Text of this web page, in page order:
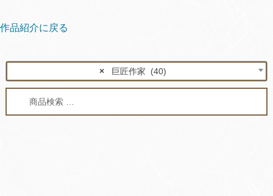
作品紹介に戻る
× 巨匠作家 (40)